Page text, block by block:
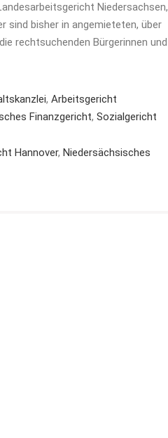
Niedersachsen,
sind bisher in angemieteten, über
rechtsuchenden Bürgerinnen und
, Arbeitsgericht
Finanzgericht, Sozialgericht
Hannover, Niedersächsisches